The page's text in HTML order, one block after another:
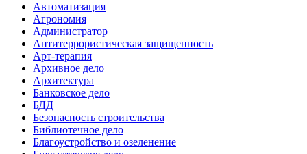
Автоматизация
Агрономия
Администратор
Антитеррористическая защищенность
Арт-терапия
Архивное дело
Архитектура
Банковское дело
БДД
Безопасность строительства
Библиотечное дело
Благоустройство и озеленение